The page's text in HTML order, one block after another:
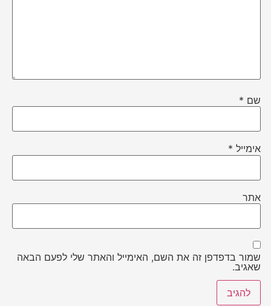
שם *
אימייל *
אתר
שמור בדפדפן זה את השם, האימייל והאתר שלי לפעם הבאה
שאגיב.